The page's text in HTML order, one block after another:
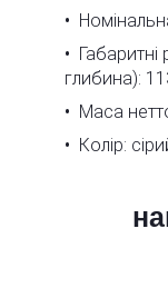
глибина):
Маса
Колір: